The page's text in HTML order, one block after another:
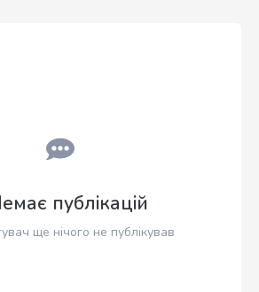
публікацій
ще нічого не публікував